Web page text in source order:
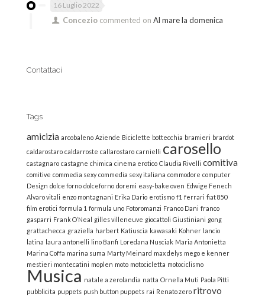
16 Luglio 2022
Concezio commented onAl mare la domenica
Contattaci
Tags
amicizia arcobaleno Aziende Biciclette bottecchia bramieri brardot
caldarostaro caldarroste callarostaro carnielli carosello
castagnaro castagne chimica cinema erotico Claudia Rivelli comitiva
comitive commedia sexy commedia sexy italiana commodore computer
Design dolce forno dolceforno doremi easy-bake oven Edwige Fenech
Alvaro vitali enzo montagnani Erika Dario erotismo f1 ferrari fiat 850
film erotici formula 1 formula uno Fotoromanzi Franco Dani franco
gasparri Frank O’Neal gilles villeneuve giocattoli Giustiniani gong
grattachecca graziella harbert Katiuscia kawasaki Kohner lancio
latina laura antonelli lino Banfi Loredana Nusciak Maria Antonietta
Marina Coffa marina suma Marty Meinard max delys mego e kenner
mestieri montecatini moplen moto motocicletta motociclismo
Musica natale a zerolandia natta Ornella Muti Paola Pitti
pubblicita puppets push button puppets rai Renato zero ritrovo